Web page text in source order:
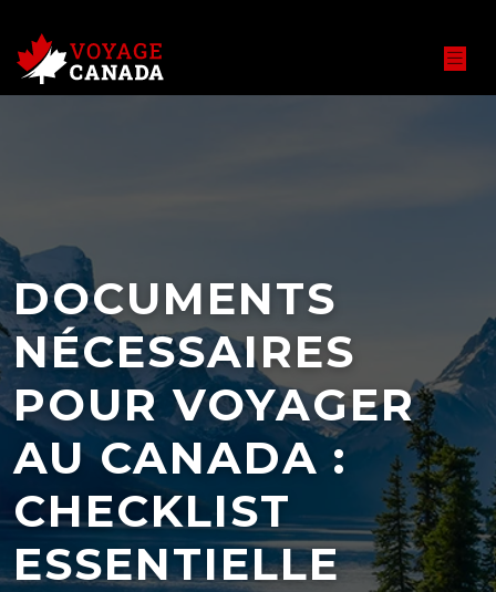
DOCUMENTS
NÉCESSAIRES
POUR VOYAGER
AU CANADA :
CHECKLIST
ESSENTIELLE